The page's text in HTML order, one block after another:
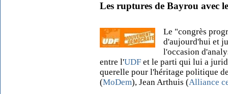
Les ruptures de Bayrou avec
Le "congrès
d'aujourd'hui et
l'occasion
entre l'UDF et le parti qui lui a
querelle pour l'héritage politique
(MoDem), Jean Arthuis (Alliance